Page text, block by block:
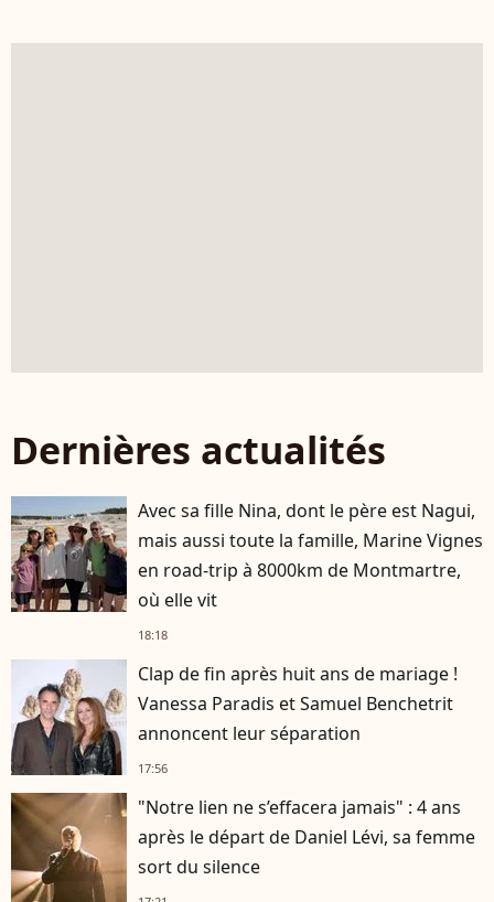
Dernières actualités
Avec sa fille Nina, dont le père est Nagui,
mais aussi toute la famille, Marine Vignes
en road-trip à 8000km de Montmartre,
où elle vit
18:18
Clap de fin après huit ans de mariage !
Vanessa Paradis et Samuel Benchetrit
annoncent leur séparation
17:56
"Notre lien ne s’effacera jamais" : 4 ans
après le départ de Daniel Lévi, sa femme
sort du silence